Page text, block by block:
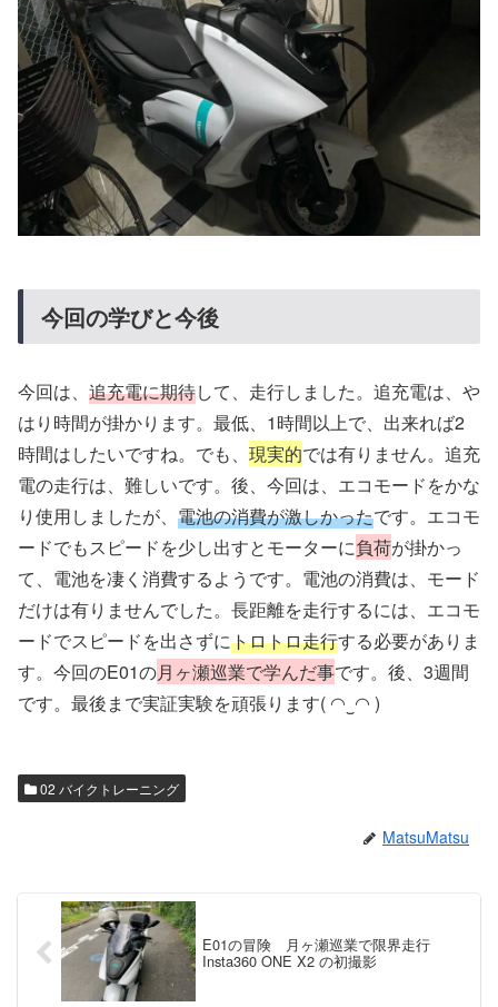
今回の学びと今後
今回は、 追充電に期待して、走行しました。追充電は、や
はり時間が掛かります。最低、1時間以上で、出来れば2
時間はしたいですね。でも、 現実的では有りません。追充
電の走行は、難しいです。後、今回は、エコモードをかな
り使用しましたが、 電池の消費が激しかったです。エコモ
ードでもスピードを少し出すとモーターに負荷が掛かっ
て、電池を凄く消費するようです。電池の消費は、モード
だけは有りませんでした。長距離を走行するには、エコモ
ードでスピードを出さずにトロトロ走行する必要がありま
す。今回のE01の月ヶ瀬巡業で学んだ事です。後、3週間
です。最後まで実証実験を頑張ります( ◠‿◠ )
02 バイクトレーニング
MatsuMatsu
E01の冒険 月ヶ瀬巡業で限界走行
Insta360 ONE X2 の初撮影